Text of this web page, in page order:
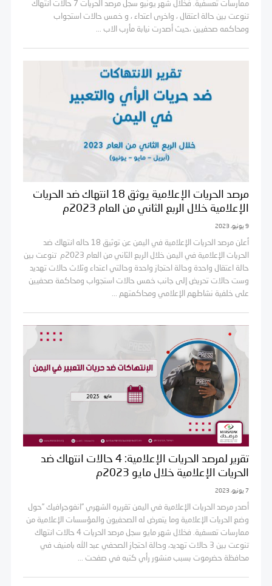
ممارسات تعسفية. فخلال شهر يونيو سجل مرصد الحريات 7 حالات انتهاك
تنوعت بين حالة اعتقال ، واخرى اعتداء ، و خمس حالات استجواب
ومحاكمه صحفيين ،حيث أصدرت نيابة مأرب الاب ...
مرصد الحريات الإعلامية يوثق 18 انتهاك ضد الحريات
الإعلامية خلال الربع الثاني من العام 2023م
9 يونيو، 2023
أعلن مرصد الحريات الإعلامية في اليمن عن توثيق 18 حاله انتهاك ضد
الحريات الإعلامية في اليمن خلال الربع الثاني من العام 2023م تنوعت بين
حالة اعتقال واحدة وحالة احتجاز واحدة وحالتي اعتداء وثلاث حالات تهديد
وست حالات تحريض إلى جانب خمس حالات استجواب ومحاكمة صحفيين
على خلفية نشاطهم الإعلامي ومحاكمتهم ...
تقرير لمرصد الحريات الإعلامية: 4 حالات انتهاك ضد
الحريات الإعلامية خلال مايو 2023م
7 يونيو، 2023
أصدر مرصد الحريات الإعلامية في اليمن تقريره الشهري ”انفوجرافيك ”حول
وضع الحريات الإعلامية وما يتعرض له الصحفيون والمؤسسات الإعلامية من
ممارسات تعسفية. فخلال شهر مايو سجل مرصد الحريات 4 حالات انتهاك
تنوعت بين 3 حالات تهديد، وحالة احتجاز الصحفي عبد الله بامنيف في
محافظة حضرموت بسبب منشور رأي كتبه في صفحت ...